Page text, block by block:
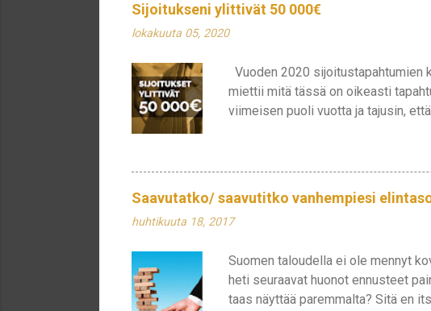
k
o
e
n
t
t
i
Sijoitukseni ylittivät 50 000€
lokakuuta 05, 2020
Vuoden 2020 sijoitustapahtumien
miettii mitä tässä on oikeasti
viimeisen puoli vuotta ja tajusin,
jakautuu hyvin epätasaisesti ja
omilleen, mikä auttaa pitämään
Nordea hakevat suuntaa ja Rovio,
Maaliskuun pohjilta nykyiseen
on esim. KONEen osakkeita, niin
Saavutatko/ saavutitko vanhempiesi
huhtikuuta 18, 2017
Suomen taloudella ei ole mennyt
heti seuraavat huonot ennusteet
taas näyttää paremmalta? Sitä en